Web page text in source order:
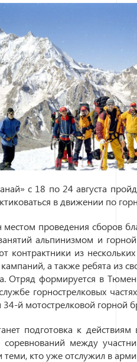
с 18 по 24 августа
в движении по
проведения сборов
альпинизмом и
из
а также ребята из
Отряд формируется в
горнострелковых
й мотострелковой горной
подготовка к
соревнований между
кто уже отслужил в